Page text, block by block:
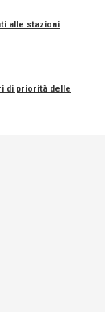
alle stazioni
di priorità delle